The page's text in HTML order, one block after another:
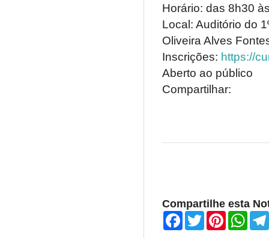
Horário: das 8h30
Local: Auditório do
Oliveira Alves
Inscrições: https://
Aberto ao público
Compartilhar:
Compartilhe esta
F
T
w
P
W